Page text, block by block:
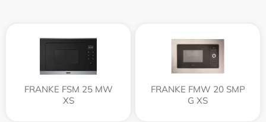
FRANKE FSM 25 MW
XS
FRANKE FMW 20 SMP
G XS